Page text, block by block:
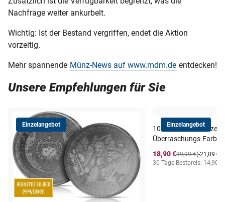
Nachfrage weiter ankurbelt.
Wichtig: Ist der Bestand vergriffen, endet die Aktion
vorzeitig.
Mehr spannende Münz-News auf www.mdm.de entdecken!
Unsere Empfehlungen für Sie
Einzelangebot Einzelangebot
10-Euro-Silbermünze
Überraschungs-
18,90 €
(-21,09 €)
39,99 €
30-Tage-Bestpreis: 14,90 €